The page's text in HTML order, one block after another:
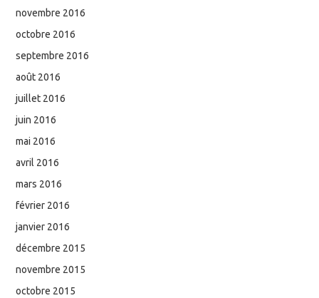
novembre 2016
octobre 2016
septembre 2016
août 2016
juillet 2016
juin 2016
mai 2016
avril 2016
mars 2016
février 2016
janvier 2016
décembre 2015
novembre 2015
octobre 2015